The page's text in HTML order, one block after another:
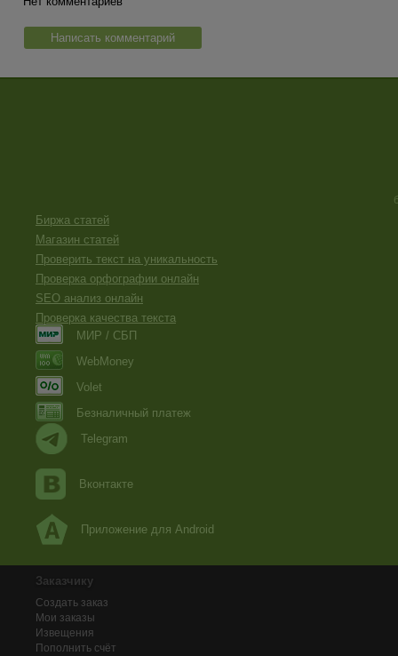
Написать комментарий
Биржа статей
Магазин статей
Проверить текст на уникальность
Проверка орфографии онлайн
SEO анализ онлайн
Проверка качества текста
МИР / СБП
WebMoney
Volet
Безналичный платеж
Telegram
Вконтакте
Приложение для Android
Заказчику
Создать заказ
Мои заказы
Извещения
Пополнить счёт